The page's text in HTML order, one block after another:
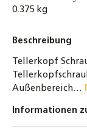
4,00 €
für M10 Ø
0.375 kg
Beschreibung
Tellerkopf
Außenbereich…
Informationen